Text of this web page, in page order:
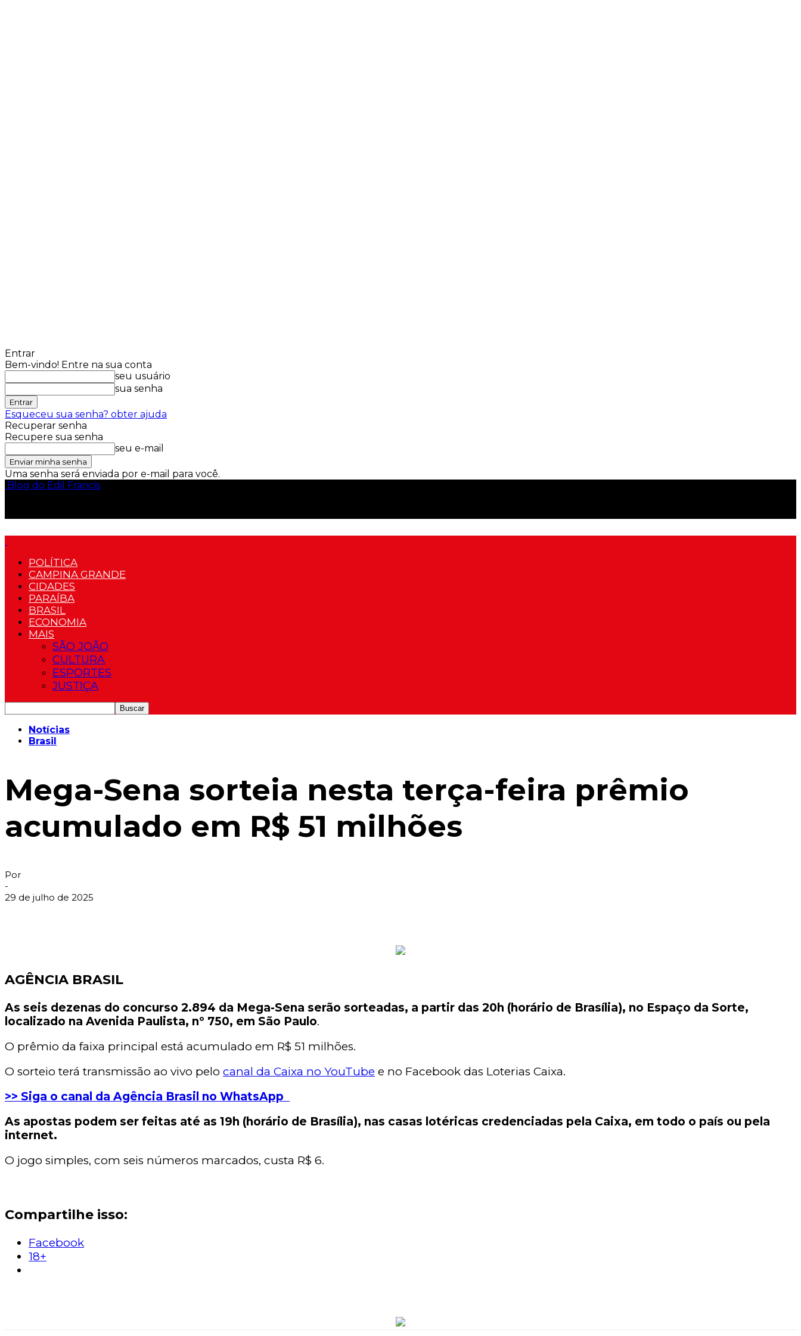
Entrar
Bem-vindo! Entre na sua conta
seu usuário
sua senha
Esqueceu sua senha? obter ajuda
Recuperar senha
Recupere sua senha
seu e-mail
Uma senha será enviada por e-mail para você.
Blog do Edil Francis
POLÍTICA
CAMPINA GRANDE
CIDADES
PARAÍBA
BRASIL
ECONOMIA
MAIS
SÃO JOÃO
CULTURA
ESPORTES
JUSTIÇA
Notícias
Brasil
Mega-Sena sorteia nesta terça-feira prêmio
acumulado em R$ 51 milhões
Por
-
29 de julho de 2025
AGÊNCIA BRASIL
As seis dezenas do concurso 2.894 da Mega-Sena serão sorteadas, a partir das 20h (horário de Brasília), no Espaço da Sorte,
localizado na Avenida Paulista, nº 750, em São Paulo.
O prêmio da faixa principal está acumulado em R$ 51 milhões.
O sorteio terá transmissão ao vivo pelo canal da Caixa no YouTube e no Facebook das Loterias Caixa.
>> Siga o canal da Agência Brasil no WhatsApp
As apostas podem ser feitas até as 19h (horário de Brasília), nas casas lotéricas credenciadas pela Caixa, em todo o país ou pela
internet.
O jogo simples, com seis números marcados, custa R$ 6.
Compartilhe isso:
Facebook
18+